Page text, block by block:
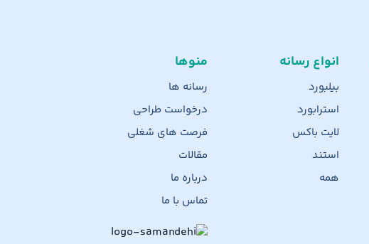
منوها
رسانه ها
درخواست طراحی
فرصت های شغلی
مقالات
درباره ما
تماس با ما
انواع رسانه
بیلبورد
استرابورد
لایت باکس
استند
همه